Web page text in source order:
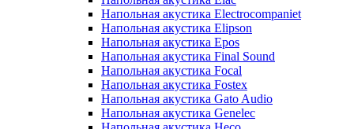
Напольная акустика Electrocompaniet
Напольная акустика Elipson
Напольная акустика Epos
Напольная акустика Final Sound
Напольная акустика Focal
Напольная акустика Fostex
Напольная акустика Gato Audio
Напольная акустика Genelec